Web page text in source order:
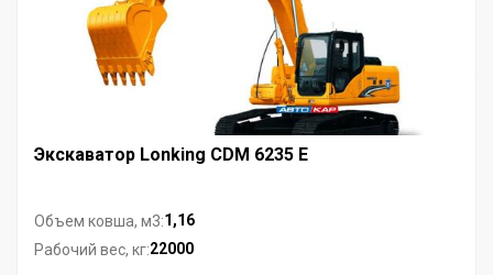
Экскаватор Lonking CDM 6235 E
Объем ковша, м3:1,16
Рабочий вес, кг:22000